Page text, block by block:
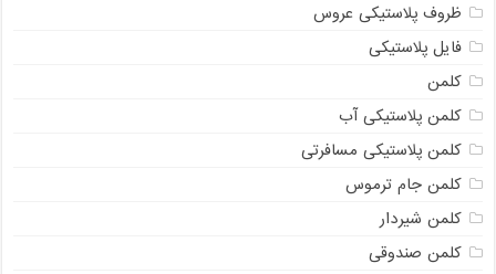
ظروف پلاستیکی عروس
فایل پلاستیکی
کلمن
کلمن پلاستیکی آب
کلمن پلاستیکی مسافرتی
کلمن جام ترموس
کلمن شیردار
کلمن صندوقی